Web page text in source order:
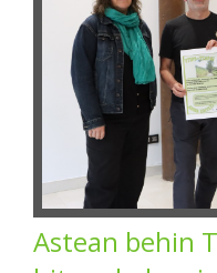
Astean behin